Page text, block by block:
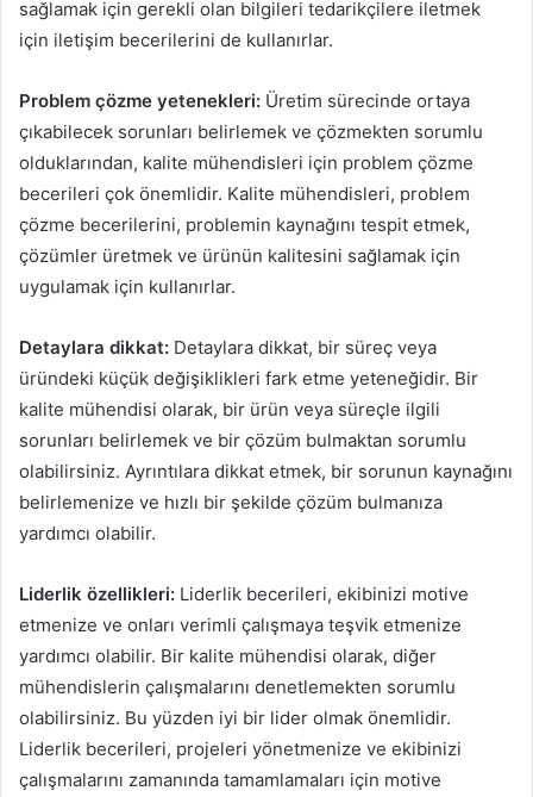
sağlamak için gerekli olan bilgileri tedarikçilere iletmek
için iletişim becerilerini de kullanırlar.
Problem çözme yetenekleri: Üretim sürecinde ortaya
çıkabilecek sorunları belirlemek ve çözmekten sorumlu
olduklarından, kalite mühendisleri için problem çözme
becerileri çok önemlidir. Kalite mühendisleri, problem
çözme becerilerini, problemin kaynağını tespit etmek,
çözümler üretmek ve ürünün kalitesini sağlamak için
uygulamak için kullanırlar.
Detaylara dikkat: Detaylara dikkat, bir süreç veya
üründeki küçük değişiklikleri fark etme yeteneğidir. Bir
kalite mühendisi olarak, bir ürün veya süreçle ilgili
sorunları belirlemek ve bir çözüm bulmaktan sorumlu
olabilirsiniz. Ayrıntılara dikkat etmek, bir sorunun kaynağını
belirlemenize ve hızlı bir şekilde çözüm bulmanıza
yardımcı olabilir.
Liderlik özellikleri: Liderlik becerileri, ekibinizi motive
etmenize ve onları verimli çalışmaya teşvik etmenize
yardımcı olabilir. Bir kalite mühendisi olarak, diğer
mühendislerin çalışmalarını denetlemekten sorumlu
olabilirsiniz. Bu yüzden iyi bir lider olmak önemlidir.
Liderlik becerileri, projeleri yönetmenize ve ekibinizi
çalışmalarını zamanında tamamlamaları için motive